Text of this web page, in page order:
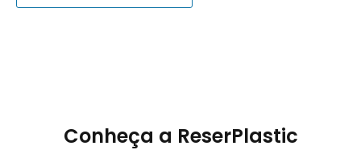
Conheça a ReserPlastic